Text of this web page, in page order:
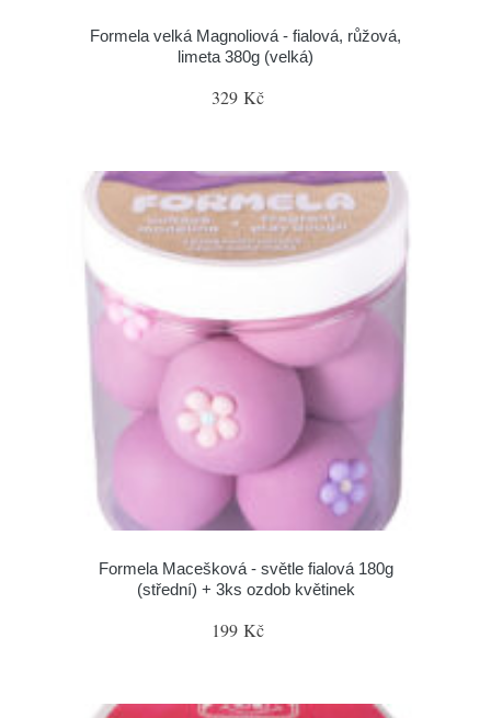
Formela velká Magnoliová - fialová, růžová,
limeta 380g (velká)
329 Kč
Formela Macešková - světle fialová 180g
(střední) + 3ks ozdob květinek
199 Kč